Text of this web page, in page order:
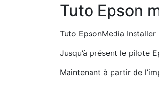
Tuto Epson
Tuto EpsonMedia
Jusqu’à présent le pilote
Maintenant à partir de